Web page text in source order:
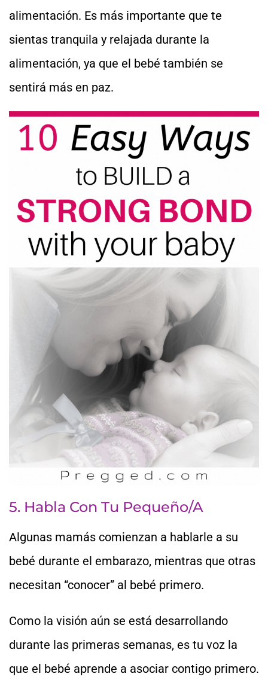
alimentación. Es más importante que te
sientas tranquila y relajada durante la
alimentación, ya que el bebé también se
sentirá más en paz.
5. Habla Con Tu Pequeño/a
Algunas mamás comienzan a hablarle a su
bebé durante el embarazo, mientras que otras
necesitan “conocer” al bebé primero.
Como la visión aún se está desarrollando
durante las primeras semanas, es tu voz la
que el bebé aprende a asociar contigo primero.